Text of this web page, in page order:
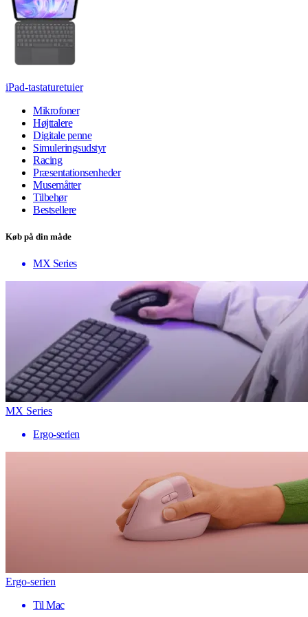
iPad-tastaturetuier
Mikrofoner
Højttalere
Digitale penne
Simuleringsudstyr
Racing
Præsentationsenheder
Musemåtter
Tilbehør
Bestsellere
Køb på din måde
MX Series
MX Series
Ergo-serien
Ergo-serien
Til Mac